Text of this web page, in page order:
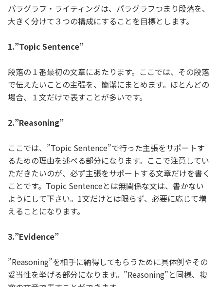
パラグラフ・ライティングは、パラグラフつまり段落を、
大きく分けて３つの構成にすることを目標とします。
1.”Topic Sentence”
段落の１番最初の文章にあたります。ここでは、その段落
で伝えたいことの主張を、簡潔にまとめます。ほとんどの
場合、１文だけで表すことが多いです。
2.”Reasoning”
ここでは、”Topic Sentence”で行った主張をサポートす
るための理由を述べる部分になります。ここで注意してい
ただきたいのが、必ず主張をサポートする文章だけを書く
ことです。Topic Sentenceとは無関係な文は、書かない
ようにして下さい。1文だけとは限らず、必要に応じて増
えることになります。
3.”Evidence”
”Reasoning”を相手に納得してもらうために具体例やその
妥当性を挙げる部分になります。”Reasoning”と同様、複